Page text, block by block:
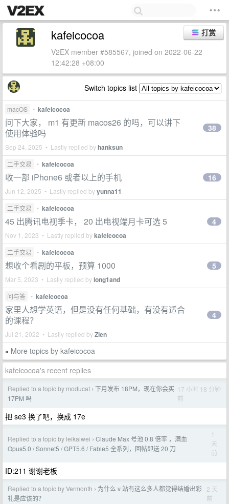
打赏
kafeicocoa
V2EX member #585567, joined on 2022-06-22
12:42:28 +08:00
Switch topics list
macOS • kafeicocoa
问下大家， m1 有更新 macos26 的吗，可以讲下
使用体验吗
Sep 24, 2025 • Lastly replied byhanksun
38
二手交易 • kafeicocoa
收一部 iPhone6 或者以上的手机
Jun 12, 2025 • Lastly replied byyunna11
16
二手交易 • kafeicocoa
45 出腾讯电视季卡， 20 出电视端月卡可选 5
Nov 1, 2023 • Lastly replied bykafeicocoa
4
二手交易 • kafeicocoa
想收个看剧的平板，预算 1000
Mar 5, 2023 • Lastly replied bylong1and
5
问与答 • kafeicocoa
家里人想学英语，但是没有任何基础，有没有适合
的课程？
Jul 21, 2022 • Lastly replied byZien
4
» More topics by kafeicocoa
kafeicocoa's recent replies
Replied to a topic by moducat › 下月发布 18PM，现在你会买
17PM 吗
17 小时 18 分钟
前
把 se3 换了吧，换成 17e
Replied to a topic by leikaiwei › Claude Max 号池 0.8 倍率 ，满血
Opus5.0 / Sonnet5 / GPT5.6 / Fable5 全系列，回帖即送 20 刀
1
天
前
ID:211 谢谢老板
Replied to a topic by Vermonth › 为什么 v 站有这么多人都觉得结婚出彩
礼是应该的？
2 天
前